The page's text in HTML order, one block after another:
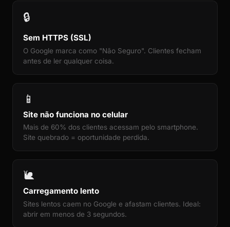
🔒
Sem HTTPS (SSL)
O Google marca como "Não Seguro". Clientes fecham
antes de ler qualquer coisa.
📱
Site não funciona no celular
Mais de 60% dos clientes acessam pelo smartphone.
Site quebrado = oportunidade perdida.
🐌
Carregamento lento
Sites lentos caem no Google e afastam clientes. Ideal:
abrir em menos de 3 segundos.